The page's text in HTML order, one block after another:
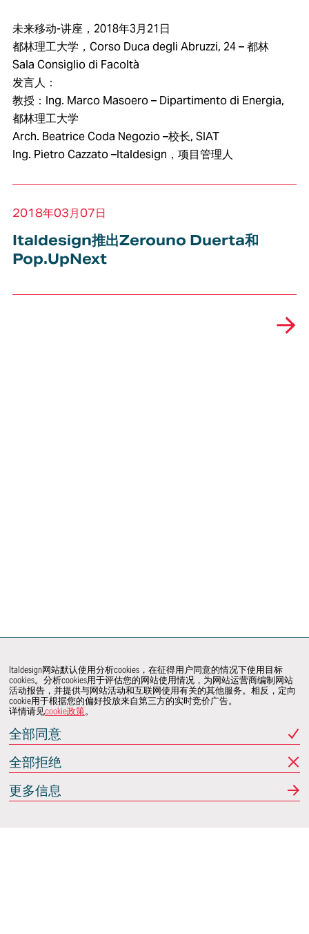
未来移动-讲座，2018年3月21日
都林理工大学，Corso Duca degli Abruzzi, 24 – 都林
Sala Consiglio di Facoltà
发言人：
教授：Ing. Marco Masoero – Dipartimento di Energia,
都林理工大学
Arch. Beatrice Coda Negozio –校长, SIAT
Ing. Pietro Cazzato –Italdesign，项目管理人
2018年03月07日
Italdesign推出Zerouno Duerta和
Pop.UpNext
Italdesign网站默认使用分析cookies，在征得用户同意的情况下使用目标
cookies。分析cookies用于评估您的网站使用情况，为网站运营商编制网站
活动报告，并提供与网站活动和互联网使用有关的其他服务。相反，定向
cookie用于根据您的偏好投放来自第三方的实时竞价广告。
详情请见cookie政策。
全部同意
全部拒绝
更多信息